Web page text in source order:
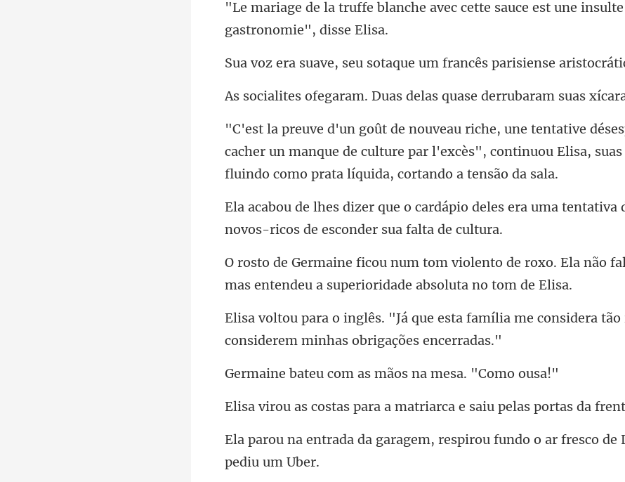
avec cette sauce est une insult
aque um francês parisiense
m. Duas delas quase d
cacher un manque de culture par l'excès", continuou Elisa,
eles era uma tentativa
nov
de roxo. Ela não
mas entend
ta família me considera
co
om as mãos na me
ara a matriarca e saiu
m, respirou fundo o ar fresco